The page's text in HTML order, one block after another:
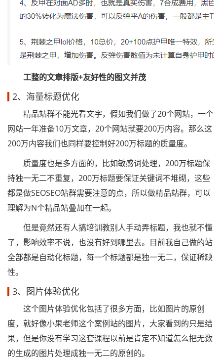
工整的文章排版+友好性的图文并茂
2、海量标题优化
精品站群不能光看文字，假如我们做了20个网站，一个
网站一年准备10万文章，20个网站就要200万内容。那么这
200万内容我们也同样要控制好200万标题的质量度。
质量度也是多方面的，比如敏感词处理，200万标题保
持独一无二不重复，200万标题要保证关键词不堆砌，这些
都是做SEOSEO站群需要注意的点，所以做精品站群，可以
理解为N个精品站叠加在一起。
但是竟然还有人搞培训教别人手动弄标题，我也就不懂
了，影响效率不说，也没有好到哪里去。目前我自己做的站
全部都是自动化标题，每一个标题都是独一无二，保证稀缺
性。
3、图片体验优化
这个图片体验优化包括了很多方面，比如图片的原创
度，就好像小果老师这个案例站的图片，大家看到的只是结
果，但是你没有学习这套课程以前是肯定不知道怎么把无数
的生成的图片处理成独一无二的原创的。